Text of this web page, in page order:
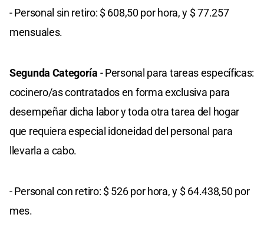
- Personal sin retiro: $ 608,50 por hora, y $ 77.257
mensuales.
Segunda Categoría - Personal para tareas específicas:
cocinero/as contratados en forma exclusiva para
desempeñar dicha labor y toda otra tarea del hogar
que requiera especial idoneidad del personal para
llevarla a cabo.
- Personal con retiro: $ 526 por hora, y $ 64.438,50 por
mes.